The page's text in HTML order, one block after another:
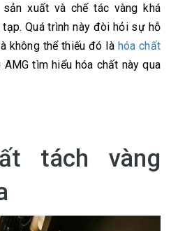
sản xuất và chế tác vàng khá
Quá trình này đòi hỏi sự hỗ
không thể thiếu đó là hóa chất
AMG tìm hiểu hóa chất này qua
tách vàng